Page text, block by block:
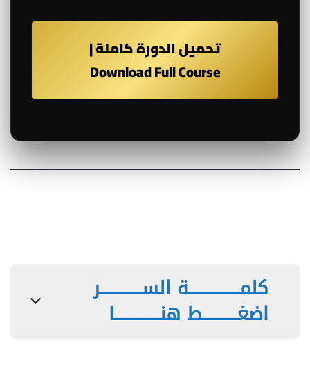
تحميل الدورة كاملة |
Download Full Course
كلمـــــــــــــــة الســــــــــــر
اضغــــــــــط هنـــــــــــــا